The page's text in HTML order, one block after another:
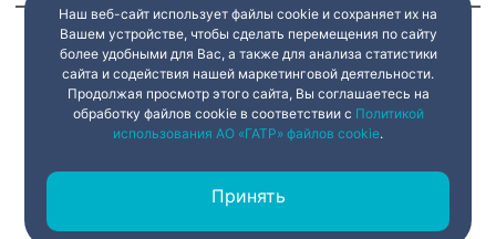
Сохраняет ли Петербург
звание культурной
горожан
За гончарным кругом
Наш веб-сайт использует файлы cookie и сохраняет их на
Вашем устройстве, чтобы сделать перемещения по сайту
более удобными для Вас, а также для анализа статистики
сайта и содействия нашей маркетинговой деятельности.
Продолжая просмотр этого сайта, Вы соглашаетесь на
обработку файлов cookie в соответствии с Политикой
использования АО «ГАТР» файлов cookie.
Принять